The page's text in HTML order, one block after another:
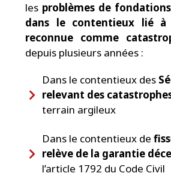
les problèmes de
dans le contentieux lié à
reconnue comme
depuis plusieurs années :
Dans le contentieux des
relevant des
terrain argileux
Dans le contentieux de
relève de la garantie
l’article 1792 du Code Civil